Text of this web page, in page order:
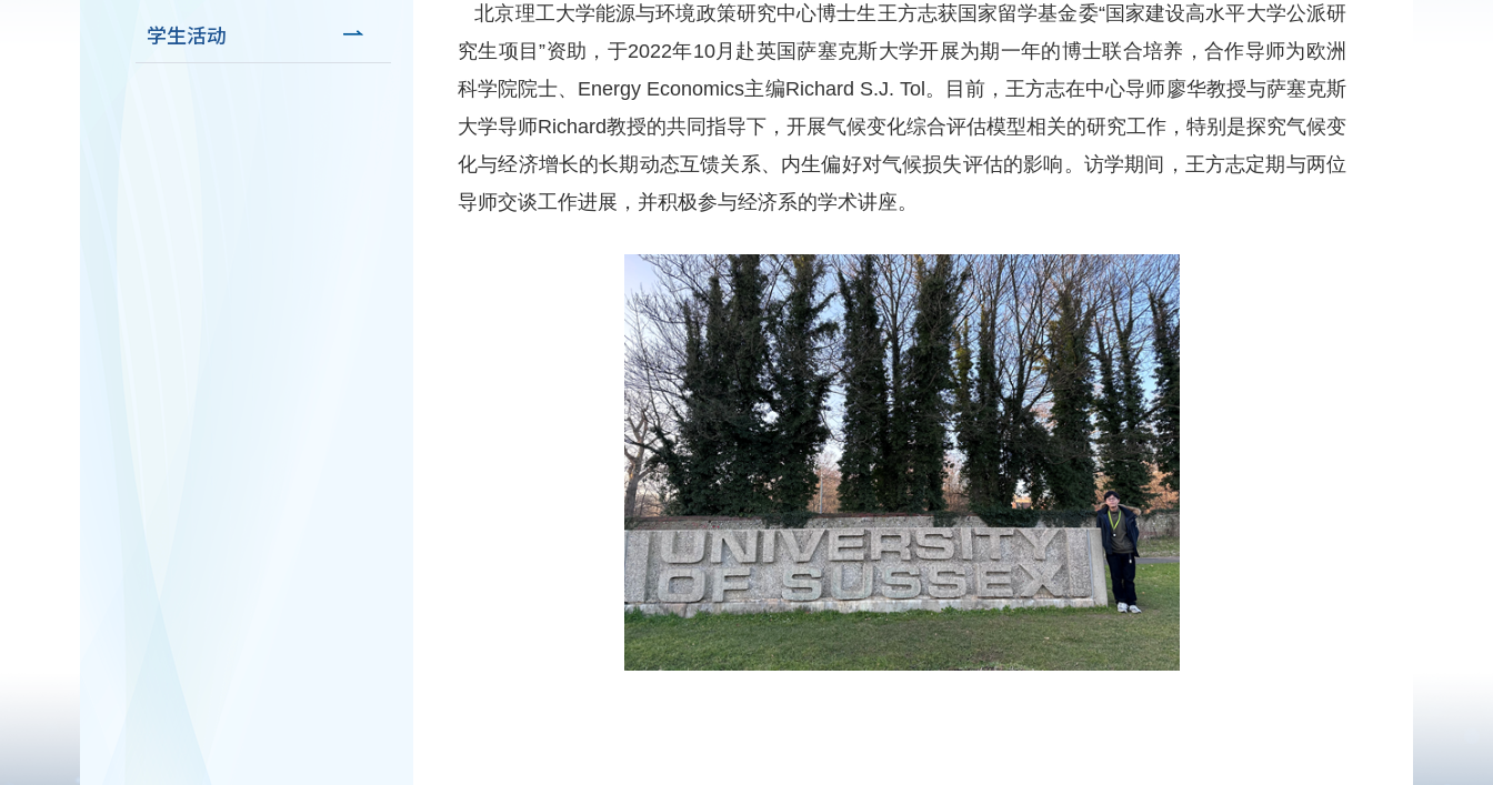
学生活动
北京理工大学能源与环境政策研究中心博士生王方志获国家留学基金委“国家建设高水平大学公派研
究生项目”资助，于2022年10月赴英国萨塞克斯大学开展为期一年的博士联合培养，合作导师为欧洲
科学院院士、Energy Economics主编Richard S.J. Tol。目前，王方志在中心导师廖华教授与萨塞克斯
大学导师Richard教授的共同指导下，开展气候变化综合评估模型相关的研究工作，特别是探究气候变
化与经济增长的长期动态互馈关系、内生偏好对气候损失评估的影响。访学期间，王方志定期与两位
导师交谈工作进展，并积极参与经济系的学术讲座。